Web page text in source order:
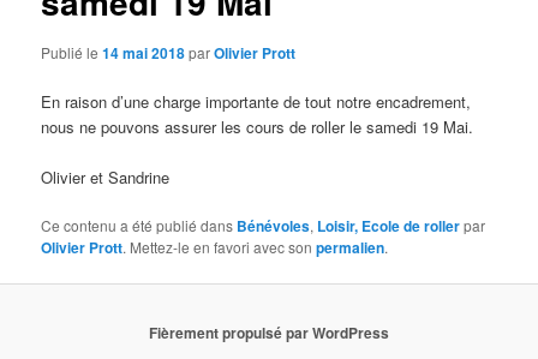
Publié le14 mai 2018parOlivier Prott
En raison d’une charge importante de tout notre encadrement,
nous ne pouvons assurer les cours de roller le samedi 19 Mai.
Olivier et Sandrine
Ce contenu a été publié dans Bénévoles, Loisir, Ecole de rollerpar
Olivier Prott. Mettez-le en favori avec sonpermalien.
Fièrement propulsé par WordPress